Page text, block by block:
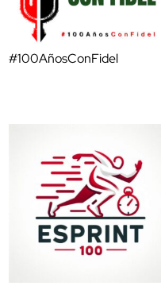
#100AñosConFidel